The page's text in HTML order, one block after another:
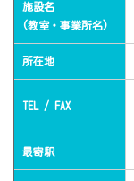
施設名
(教室・事業所名)
所在地
TEL / FAX
最寄駅